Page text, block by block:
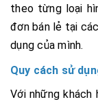
theo từng loại
đơn bán lẻ tại
dụng của mình.
Quy cách sử
Với những khách